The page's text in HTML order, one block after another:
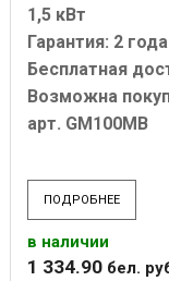
1,5 кВт
Гарантия: 2 года
Бесплатная
Возможна
арт. GM100MB
ПОДРОБНЕЕ
в наличии
1 334.90 бел.